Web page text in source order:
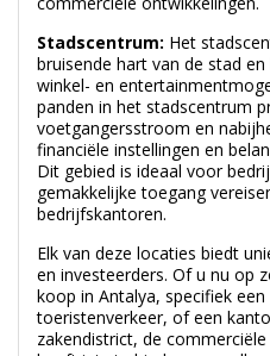
Stadscentrum:Het
bruisende hart van de stad en
winkel- en
panden in het stadscentrum
voetgangersstroom en
financiële instellingen en
Dit gebied is ideaal voor
gemakkelijke toegang
bedrijfskantoren.
Elk van deze locaties biedt
en investeerders. Of u nu op
koop in Antalya, specifiek
toeristenverkeer, of een
zakendistrict, de commerciële
heeft iets te bieden voor elke